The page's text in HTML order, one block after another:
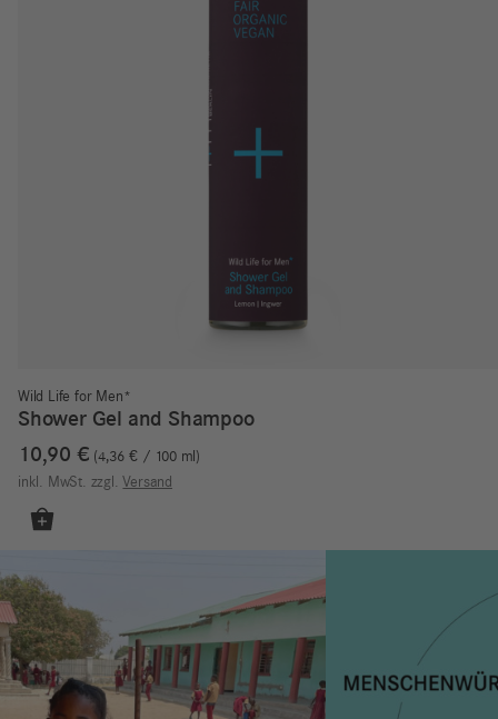
Wild Life for Men*
Shower Gel and Shampoo
10,90 € 4,36€ / 100 ml
inkl. MwSt. zzgl. Versand